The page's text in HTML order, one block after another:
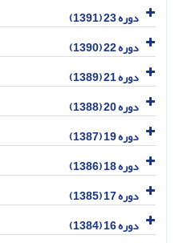
دوره 23 (1391)
دوره 22 (1390)
دوره 21 (1389)
دوره 20 (1388)
دوره 19 (1387)
دوره 18 (1386)
دوره 17 (1385)
دوره 16 (1384)